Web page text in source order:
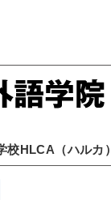
校HLCA（ハルカ）